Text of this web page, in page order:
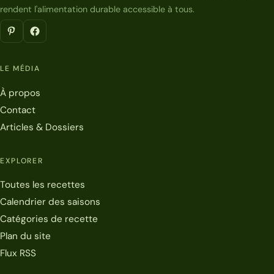
rendent l'alimentation durable accessible à tous.
LE MÉDIA
À propos
Contact
Articles & Dossiers
EXPLORER
Toutes les recettes
Calendrier des saisons
Catégories de recette
Plan du site
Flux RSS